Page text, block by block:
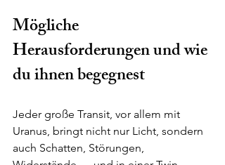
Mögliche
Herausforderungen und wie
du ihnen begegnest
Jeder große Transit, vor allem mit
Uranus, bringt nicht nur Licht, sondern
auch Schatten, Störungen,